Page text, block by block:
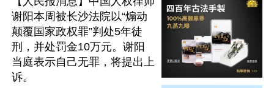
谢阳本周被长沙法院以“煽动
颠覆国家政权罪”判处5年徒
刑，并处罚金10万元。谢阳
当庭表示自己无罪，将提出上
诉。